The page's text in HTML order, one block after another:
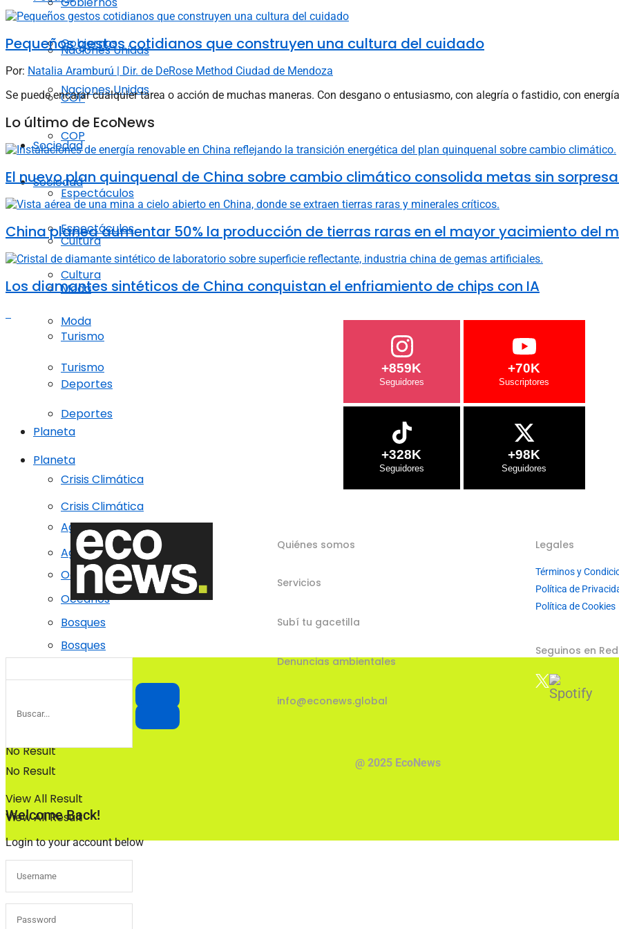
Naciones Unidas
COP
Sociedad
Espectáculos
Cultura
Moda
Turismo
Deportes
Planeta
Crisis Climática
Agricultura regenerativa
Océanos
Bosques
No Result
View All Result
Gobiernos
Naciones Unidas
COP
Sociedad
Espectáculos
Cultura
Moda
Turismo
Deportes
Planeta
Crisis Climática
Agricultura regenerativa
Océanos
Bosques
No Result
View All Result
Pequeños gestos cotidianos que construyen una cultura del cuidado
Por: Natalia Aramburú | Dir. de DeRose Method Ciudad de Mendoza
Se puede encarar cualquier tarea o acción de muchas maneras. Con desgano o entusiasmo, con alegría o fastidio, con
Lo último de EcoNews
El nuevo plan quinquenal de China sobre cambio climático consolida metas sin
China planea aumentar 50% la producción de tierras raras en el mayor yacimiento del
Los diamantes sintéticos de China conquistan el enfriamiento de chips con IA
+859K +70K
+328K +98K
Quiénes somos
Servicios
Subí tu gacetilla
Denuncias ambientales
info@econews.global
Legales
Términos y
Política de
Política de Cookies
Seguinos en
@ 2025 EcoNews
Welcome Back!
Login to your account below